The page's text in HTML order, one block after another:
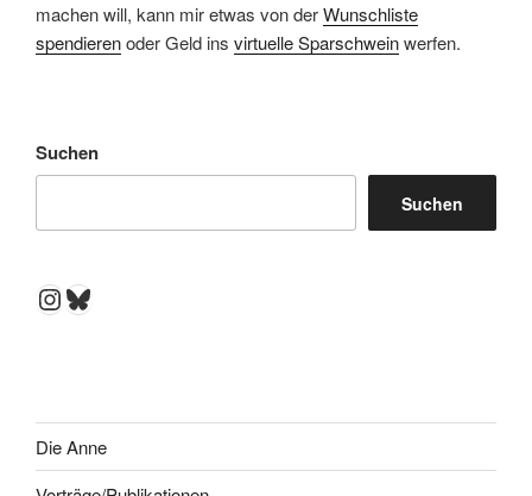
machen will, kann mir etwas von derWunschliste
spendierenoder Geld ins virtuelle Sparschweinwerfen.
Suchen
Suchen
Instagram
Bluesky
Die Anne